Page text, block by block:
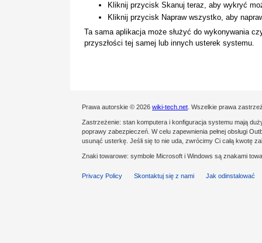
Kliknij przycisk Skanuj teraz, aby wykryć
Kliknij przycisk Napraw wszystko, aby
Ta sama aplikacja może służyć do wykonywania
przyszłości tej samej lub innych usterek systemu.
Prawa autorskie © 2026 wiki-tech.net . Wszelkie prawa
Zastrzeżenie: stan komputera i konfiguracja systemu mają
poprawy zabezpieczeń. W celu zapewnienia pełnej obsługi
usunąć usterkę. Jeśli się to nie uda, zwrócimy Ci całą kwotę
Znaki towarowe: symbole Microsoft i Windows są znakami
Privacy Policy Skontaktuj się z nami Jak odinstalować